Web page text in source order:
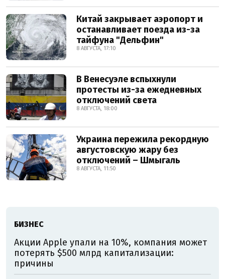
Китай закрывает аэропорт и
останавливает поезда из-за
тайфуна "Дельфин"
8 АВГУСТА, 17:10
В Венесуэле вспыхнули
протесты из-за ежедневных
отключений света
8 АВГУСТА, 18:00
Украина пережила рекордную
августовскую жару без
отключений – Шмыгаль
8 АВГУСТА, 11:50
БИЗНЕС
Акции Apple упали на 10%, компания может
потерять $500 млрд капитализации:
причины